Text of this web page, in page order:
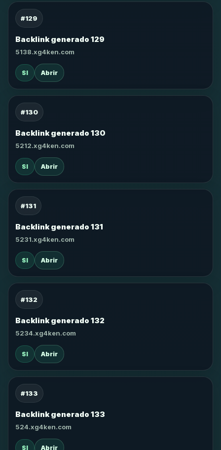
#129
Backlink generado 129
5138.xg4ken.com
SI Abrir
#130
Backlink generado 130
5212.xg4ken.com
SI Abrir
#131
Backlink generado 131
5231.xg4ken.com
SI Abrir
#132
Backlink generado 132
5234.xg4ken.com
SI Abrir
#133
Backlink generado 133
524.xg4ken.com
SI Abrir